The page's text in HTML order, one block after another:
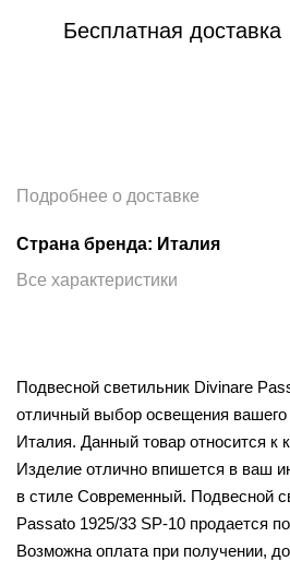
Бесплатная доставка
Подробнее о доставке
Страна бренда: Италия
Все характеристики
Подвесной светильник Divinare
отличный выбор освещения вашего
Италия. Данный товар относится к
Изделие отлично впишется в ваш
в стиле Современный. Подвесной
Passato 1925/33 SP-10 продается
Возможна оплата при получении,